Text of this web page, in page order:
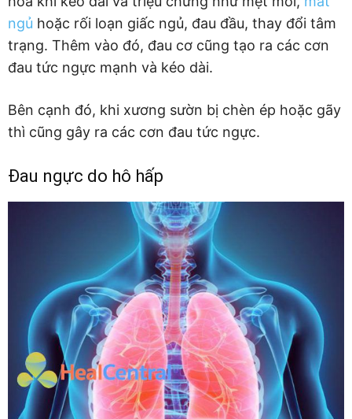
ngủ hoặc rối loạn giấc ngủ, đau đầu, thay đổi tâm
trạng. Thêm vào đó, đau cơ cũng tạo ra các cơn
đau tức ngực mạnh và kéo dài.
Bên cạnh đó, khi xương sườn bị chèn ép hoặc gãy
thì cũng gây ra các cơn đau tức ngực.
Đau ngực do hô hấp